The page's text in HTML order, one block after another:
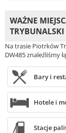
WAŻNE
Na trasie Piotrków
DW485 znaleźliśmy
Bary i
Hotele i
Stacje